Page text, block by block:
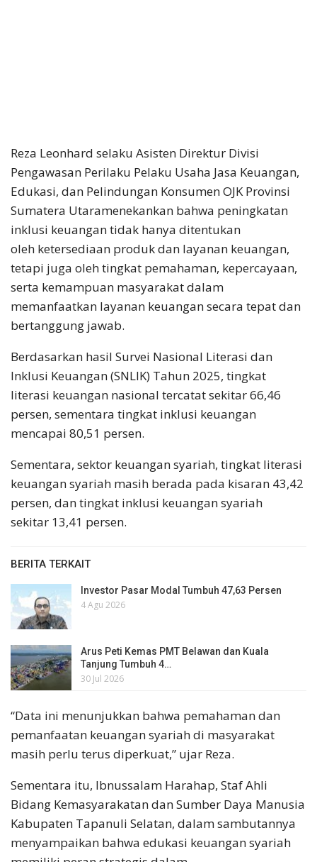
Reza Leonhard selaku Asisten Direktur Divisi
Pengawasan Perilaku Pelaku Usaha Jasa Keuangan,
Edukasi, dan Pelindungan Konsumen OJK Provinsi
Sumatera Utaramenekankan bahwa peningkatan
inklusi keuangan tidak hanya ditentukan
oleh ketersediaan produk dan layanan keuangan,
tetapi juga oleh tingkat pemahaman, kepercayaan,
serta kemampuan masyarakat dalam
memanfaatkan layanan keuangan secara tepat dan
bertanggung jawab.
Berdasarkan hasil Survei Nasional Literasi dan
Inklusi Keuangan (SNLIK) Tahun 2025, tingkat
literasi keuangan nasional tercatat sekitar 66,46
persen, sementara tingkat inklusi keuangan
mencapai 80,51 persen.
Sementara, sektor keuangan syariah, tingkat literasi
keuangan syariah masih berada pada kisaran 43,42
persen, dan tingkat inklusi keuangan syariah
sekitar 13,41 persen.
BERITA TERKAIT
Investor Pasar Modal Tumbuh 47,63 Persen
4 Agu 2026
Arus Peti Kemas PMT Belawan dan Kuala
Tanjung Tumbuh 4…
30 Jul 2026
“Data ini menunjukkan bahwa pemahaman dan
pemanfaatan keuangan syariah di masyarakat
masih perlu terus diperkuat,” ujar Reza.
Sementara itu, Ibnussalam Harahap, Staf Ahli
Bidang Kemasyarakatan dan Sumber Daya Manusia
Kabupaten Tapanuli Selatan, dalam sambutannya
menyampaikan bahwa edukasi keuangan syariah